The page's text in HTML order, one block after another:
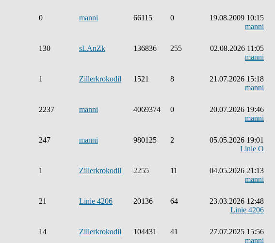
0 manni 66115 0
19.08.2009 10:15
manni
130 sLAnZk 136836 255
02.08.2026 11:05
manni
1 Zillerkrokodil 1521 8
21.07.2026 15:18
manni
2237 manni 4069374 0
20.07.2026 19:46
manni
247 manni 980125 2
05.05.2026 19:01
Linie O
1 Zillerkrokodil 2255 11
04.05.2026 21:13
manni
21 Linie 4206 20136 64
23.03.2026 12:48
Linie 4206
14 Zillerkrokodil 104431 41
27.07.2025 15:56
manni